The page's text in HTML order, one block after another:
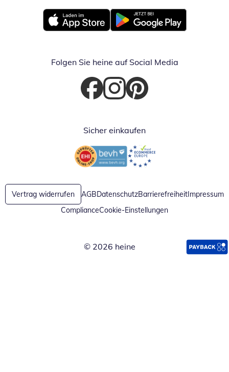
Öffnet in neuem FensterÖffnet in neuem Fenster
Folgen Sie heine auf Social Media
Öffnet in neuem Fenster
Öffnet in neuem Fenster
Öffnet in neuem Fenster
Sicher einkaufen
Öffnet in neuem FensterÖffnet in neuem Fenster
Vertrag widerrufen AGBDatenschutzBarrierefreiheitImpressum
ComplianceCookie-Einstellungen
© 2026 heine